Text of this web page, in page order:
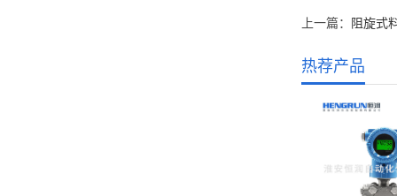
上一篇： 阻旋式
热荐产品